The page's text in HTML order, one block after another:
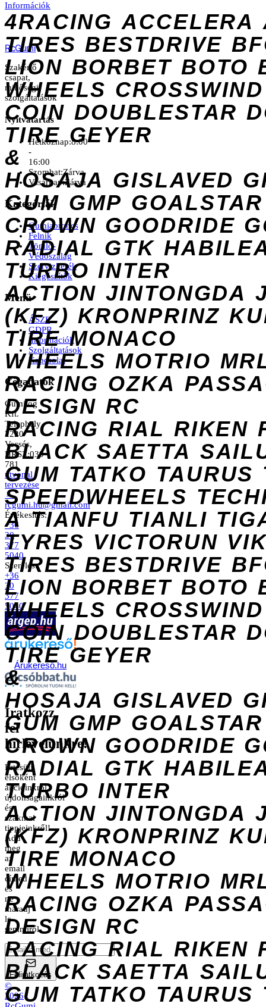
Információk
4RACING ACCELERA
TIRES BESTDRIVE
LION BORBET BOTO
WHEELS CROSSWIND
COIN DOUBLESTAR
TIRE GEYER
&
HOSAJA GISLAVED
GUM GMP GOALSTAR
CROWN GOODRIDE
RADIAL GTK
TURBO INTER
ACTION JINTONGDA
(KFZ) KRONPRINZ
TIRE MONACO
WHEELS MOTRIO
RACING OZKA
DESIGN RC
RACING RIAL RIKEN
BLACK SAETTA
GUM TATKO TAURUS
SPEEDWHEELS
A TIANFU TIANLI
TYRES VICTORUN
TIRES BESTDRIVE
LION BORBET BOTO
WHEELS CROSSWIND
COIN DOUBLESTAR
TIRE GEYER
&
HOSAJA GISLAVED
GUM GMP GOALSTAR
CROWN GOODRIDE
RADIAL GTK
TURBO INTER
ACTION JINTONGDA
(KFZ) KRONPRINZ
TIRE MONACO
WHEELS MOTRIO
RACING OZKA
DESIGN RC
RACING RIAL RIKEN
BLACK SAETTA
GUM TATKO TAURUS
RcGumi
Szakértő
csapat,
minőségi
szolgáltatások
Nyitvatartás
Hétköznap:8:00
-
16:00
Szombat:Zárva
Vasárnap:Zárva
Kategóriák
Gumiabroncs
Felnik
Tömlő-
Védőszalag
Szervizkerék
Kiegészítők
Menü
ÁSZF
GDPR
Információk
Szolgáltatások
Kapcsolat
Cégadatok
Gumilog
Kft.
Telephely
2220
Vecsés,
HRSZ:039
781
útvonal
tervezése
→
rcgumi.hu@gmail.com
Értékesítés:
+36
30
377
5040
Szerelés:
+36
30
377
5040
Árukereső.hu
Iratkozz
fel
hírlevelünkre!
Értesülj
elsőként
akcióinkról,
újdonságainkról
és
szakmai
tippjeinkről!
Add
meg
az
email
címed
és
ne
maradj
le
semmiről.
Feliratkozás
©
2026